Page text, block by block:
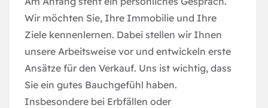
Wir möchten Sie, Ihre Immobilie und Ihre
Ziele kennenlernen. Dabei stellen wir Ihnen
unsere Arbeitsweise vor und entwickeln erste
Ansätze für den Verkauf. Uns ist wichtig, dass
Sie ein gutes Bauchgefühl haben.
Insbesondere bei Erbfällen oder